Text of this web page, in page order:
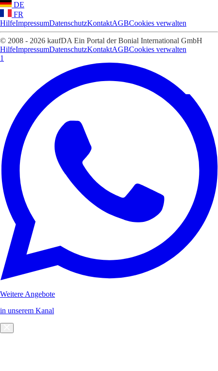
DE
FR
HilfeImpressumDatenschutzKontaktAGBCookies verwalten
© 2008 - 2026 kaufDA Ein Portal der Bonial International GmbH
HilfeImpressumDatenschutzKontaktAGBCookies verwalten
1
Weitere Angebote
in unserem Kanal